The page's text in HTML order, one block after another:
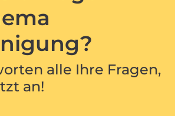
alle Ihre Fragen,
an!